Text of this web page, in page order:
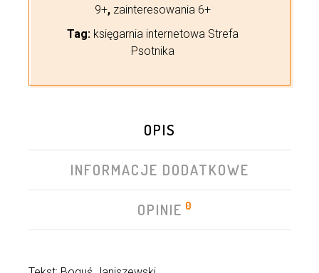
9+, zainteresowania 6+
Tag: księgarnia internetowa Strefa
Psotnika
OPIS
INFORMACJE DODATKOWE
OPINIE 0